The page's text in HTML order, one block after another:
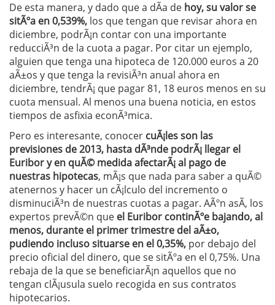
De esta manera, y dado que a dÃ­a de hoy, su valor se
sitÃºa en 0,539%, los que tengan que revisar ahora en
diciembre, podrÃ¡n contar con una importante
reducciÃ³n de la cuota a pagar. Por citar un ejemplo,
alguien que tenga una hipoteca de 120.000 euros a 20
aÃ±os y que tenga la revisiÃ³n anual ahora en
diciembre, tendrÃ¡ que pagar 81, 18 euros menos en su
cuota mensual. Al menos una buena noticia, en estos
tiempos de asfixia econÃ³mica.
Pero es interesante, conocer cuÃ¡les son las
previsiones de 2013, hasta dÃ³nde podrÃ¡ llegar el
Euribor y en quÃ© medida afectarÃ¡ al pago de
nuestras hipotecas, mÃ¡s que nada para saber a quÃ©
atenernos y hacer un cÃ¡lculo del incremento o
disminuciÃ³n de nuestras cuotas a pagar. AÃºn asÃ­, los
expertos prevÃ©n que el Euribor continÃºe bajando, al
menos, durante el primer trimestre del aÃ±o,
pudiendo incluso situarse en el 0,35%, por debajo del
precio oficial del dinero, que se sitÃºa en el 0,75%. Una
rebaja de la que se beneficiarÃ¡n aquellos que no
tengan clÃ¡usula suelo recogida en sus contratos
hipotecarios.